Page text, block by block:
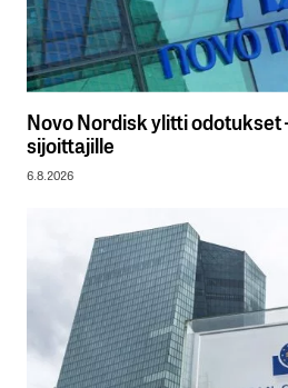
Novo Nordisk ylitti odotukset
sijoittajille
6.8.2026